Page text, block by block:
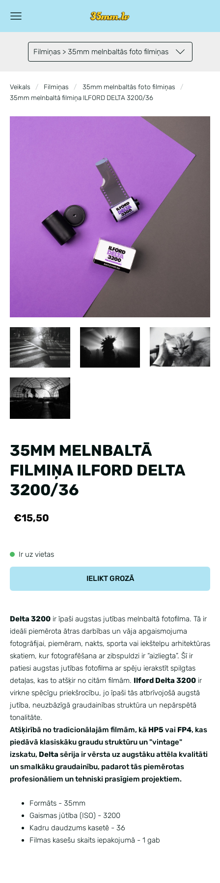
Filmiņas > 35mm melnbaltās foto filmiņas
Veikals Filmiņas
35mm melnbaltās foto filmiņas
35mm melnbaltā filmiņa ILFORD DELTA 3200/36
35MM MELNBALTĀ
FILMIŅA ILFORD DELTA
3200/36
€15,50
Ir uz vietas
IELIKT GROZĀ
Delta 3200 ir īpaši augstas jutības melnbaltā fotofilma. Tā ir
ideāli piemērota ātras darbības un vāja apgaismojuma
fotogrāfijai, piemēram, nakts, sporta vai iekštelpu arhitektūras
skatiem, kur fotografēšana ar zibspuldzi ir “aizliegta”. Šī ir
patiesi augstas jutības fotofilma ar spēju ierakstīt spilgtas
detaļas, kas to atšķir no citām filmām. Ilford Delta 3200 ir
virkne spēcīgu priekšrocību, jo īpaši tās atbrīvojošā augstā
jutība, neuzbāzīgā graudainības struktūra un nepārspētā
tonalitāte.
Atšķirībā no tradicionālajām filmām, kā HP5vai FP4, kas
piedāvā klasiskāku graudu struktūru un "vintage"
izskatu, Delta sērija ir vērsta uz augstāku attēla kvalitāti
un smalkāku graudainību, padarot tās piemērotas
profesionāliem un tehniski prasīgiem projektiem.
Formāts - 35mm
Gaismas jūtība (ISO) - 3200
Kadru daudzums kasetē - 36
Filmas kasešu skaits iepakojumā - 1 gab